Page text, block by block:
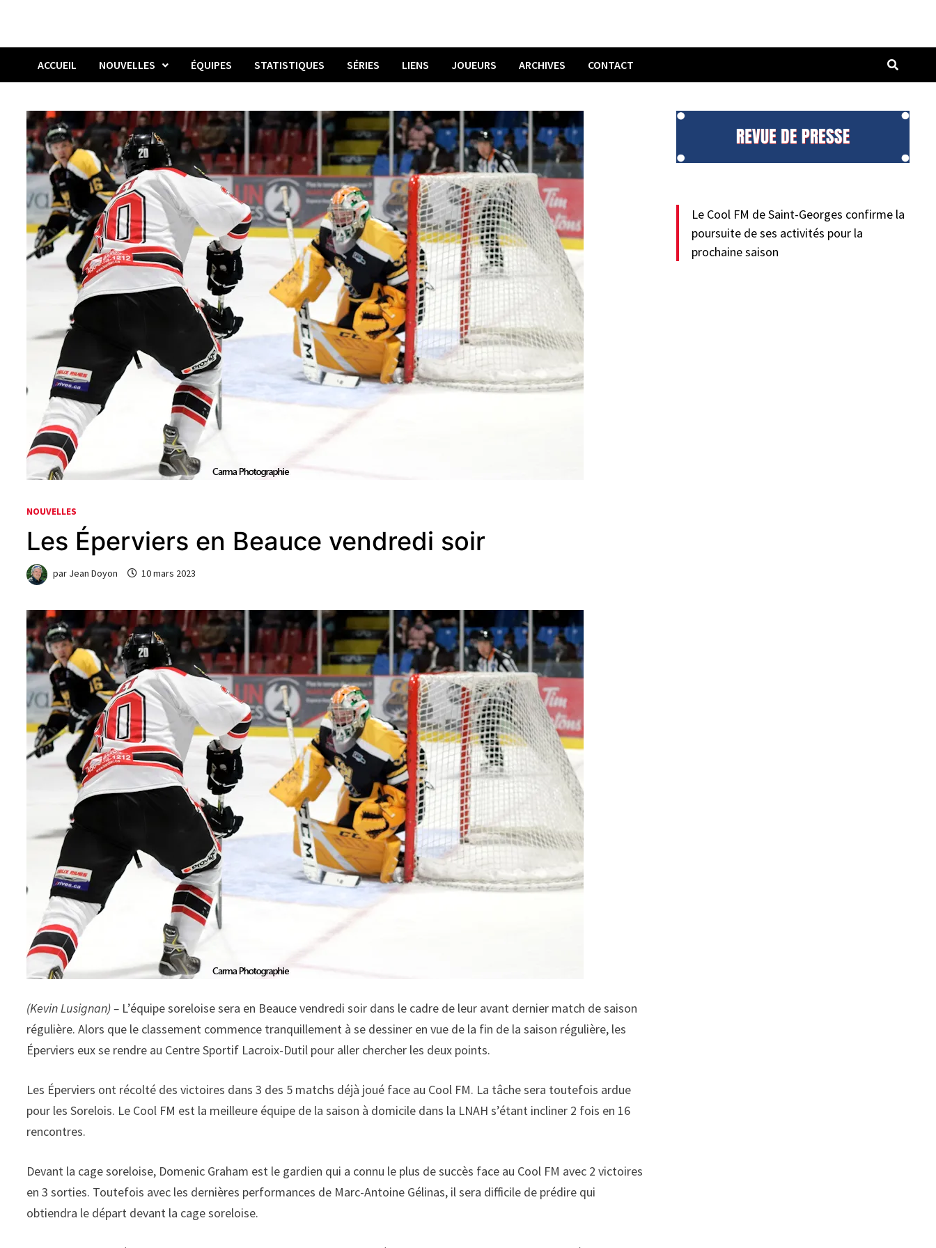
ACCUEIL NOUVELLES ÉQUIPES STATISTIQUES SÉRIES LIENS JOUEURS ARCHIVES CONTACT
NOUVELLES
Les Éperviers en Beauce vendredi soir
par Jean Doyon 10 mars 2023
(Kevin Lusignan) – L’équipe soreloise sera en Beauce vendredi soir dans le cadre de leur avant dernier match de saison
régulière. Alors que le classement commence tranquillement à se dessiner en vue de la fin de la saison régulière, les
Éperviers eux se rendre au Centre Sportif Lacroix-Dutil pour aller chercher les deux points.
Les Éperviers ont récolté des victoires dans 3 des 5 matchs déjà joué face au Cool FM. La tâche sera toutefois ardue
pour les Sorelois. Le Cool FM est la meilleure équipe de la saison à domicile dans la LNAH s’étant incliner 2 fois en 16
rencontres.
Devant la cage soreloise, Domenic Graham est le gardien qui a connu le plus de succès face au Cool FM avec 2 victoires
en 3 sorties. Toutefois avec les dernières performances de Marc-Antoine Gélinas, il sera difficile de prédire qui
obtiendra le départ devant la cage soreloise.
Le Cool FM de Saint-Georges confirme la
poursuite de ses activités pour la
prochaine saison